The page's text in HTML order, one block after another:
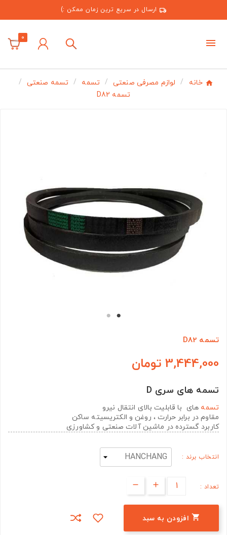
ارسال در سریع ترین زمان ممکن :)
0
خانه لوازم مصرفی صنعتی تسمه
تسمه صنعتی
تسمه D82
تسمه D82
3,444,000 تومان
تسمه های سری D
تسمه های با قابلیت بالای انتقال نیرو
مقاوم در برابر حرارت ، روغن و الکتریسیته ساکن
کاربرد گسترده در ماشین آلات صنعتی و کشاورزی
انتخاب برند :
تعداد :
 افزودن به سبد